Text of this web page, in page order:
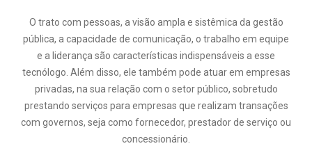
O trato com pessoas, a visão ampla e sistêmica da gestão
pública, a capacidade de comunicação, o trabalho em equipe
e a liderança são características indispensáveis a esse
tecnólogo. Além disso, ele também pode atuar em empresas
privadas, na sua relação com o setor público, sobretudo
prestando serviços para empresas que realizam transações
com governos, seja como fornecedor, prestador de serviço ou
concessionário.